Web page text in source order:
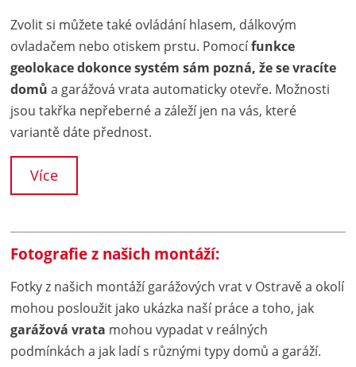
Zvolit si můžete také ovládání hlasem, dálkovým
ovladačem nebo otiskem prstu. Pomocífunkce
geolokace dokonce systém sám pozná, že se vracíte
domů a garážová vrata automaticky otevře. Možnosti
jsou takřka nepřeberné a záleží jen na vás, které
variantě dáte přednost.
Více
Fotografie z našich montáží:
Fotky z našich montáží garážových vrat v Ostravě a okolí
mohou posloužit jako ukázka naší práce a toho, jak
garážová vrata mohou vypadat v reálných
podmínkách a jak ladí s různými typy domů a garáží.